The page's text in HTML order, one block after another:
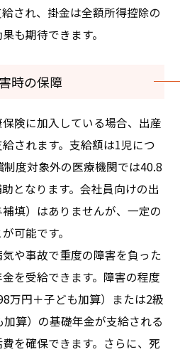
され、掛金は全額所得控除の
も期待できます。
時の保障
険に加入している場合、出産
されます。支給額は1児につ
度対象外の医療機関では40.8
となります。会社員向けの出
填）はありませんが、一定の
可能です。
や事故で重度の障害を負った
を受給できます。障害の程度
万円＋子ども加算）または2級
加算）の基礎年金が支給される
を確保できます。さらに、死